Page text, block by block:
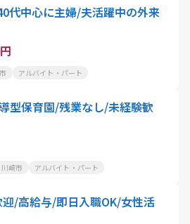
代中心に主婦/夫活躍中の外来
アルバイト・パート
型保育園/残業なし/未経験歓
崎市 アルバイト・パート
/高給与/即日入職OK/女性活